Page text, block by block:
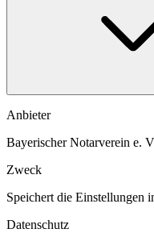
Anbieter
Bayerischer Notarverein e.
Zweck
Speichert die Einstellungen
Datenschutz